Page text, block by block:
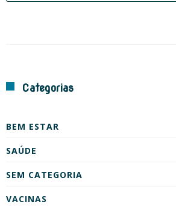
Categorias
BEM ESTAR
SAÚDE
SEM CATEGORIA
VACINAS